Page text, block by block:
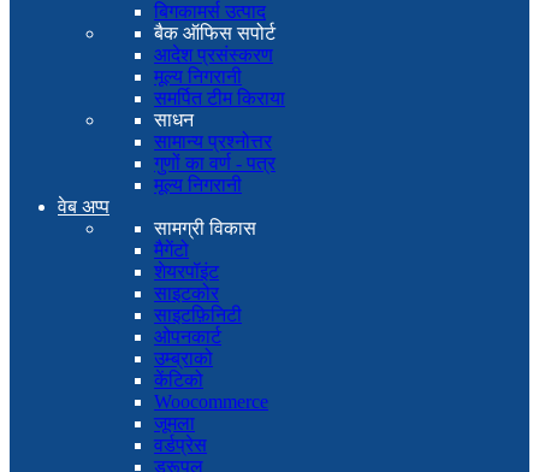
बिगकामर्स उत्पाद
बैक ऑफिस सपोर्ट
आदेश प्रसंस्करण
मूल्य निगरानी
समर्पित टीम किराया
साधन
सामान्य प्रश्नोत्तर
गुणों का वर्ण - पत्र
मूल्य निगरानी
वेब अप्प
सामग्री विकास
मैगेंटो
शेयरपॉइंट
साइटकोर
साइटफ़िनिटी
ओपनकार्ट
उम्ब्राको
केंटिको
Woocommerce
जूमला
वर्डप्रेस
ड्रूपल